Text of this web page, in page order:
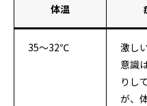
体温
35～32℃
激し
意識
りし
が、